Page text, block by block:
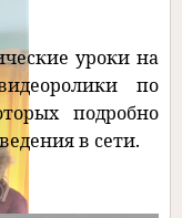
уроки на
по
подробно
в сети.